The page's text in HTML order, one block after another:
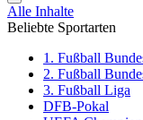
Alle Inhalte
Beliebte Sportarten
1. Fußball
2. Fußball
3. Fußball Liga
DFB-Pokal